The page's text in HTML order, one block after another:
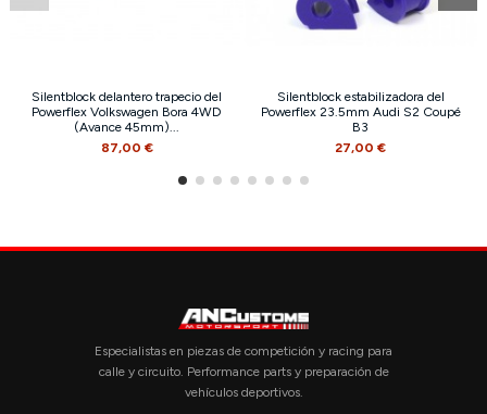
Silentblock delantero trapecio del
Powerflex Volkswagen Bora 4WD
(Avance 45mm)...
87,00 €
Silentblock estabilizadora del
Powerflex 23.5mm Audi S2 Coupé
B3
27,00 €
Especialistas en piezas de competición y racing para
calle y circuito. Performance parts y preparación de
vehículos deportivos.